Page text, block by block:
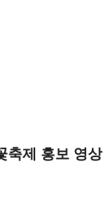
축제 홍보 영상